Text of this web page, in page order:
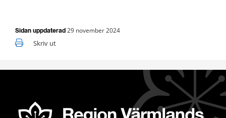
Sidan uppdaterad 29 november 2024
Skriv ut